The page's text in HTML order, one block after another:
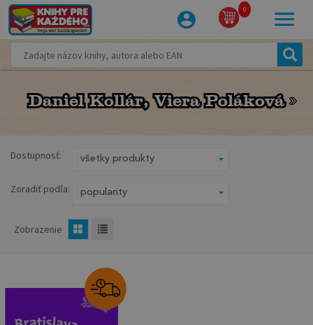
0
Daniel Kollár, Viera Poláková
Daniel Kollár, Viera Poláková
Dostupnosť:
Zoradiť podľa:
Zobrazenie